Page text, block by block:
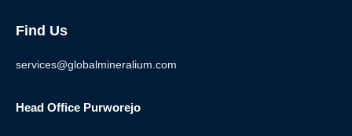
Find Us
services@globalmineralium.com
Head Office Purworejo